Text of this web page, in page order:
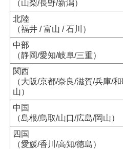
（山梨/長野/新潟）
北陸
（福井 / 富山 / 石川）
中部
（静岡/愛知/岐阜/三重）
関西
（大阪/京都/奈良/滋賀/兵庫/和
山）
中国
（島根/鳥取/山口/広島/岡山）
四国
（愛媛/香川/高知/徳島）